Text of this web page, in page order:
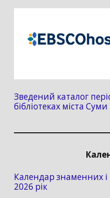
Зведений каталог
бібліотеках міста Суми
Календар знаменних
2026 рік